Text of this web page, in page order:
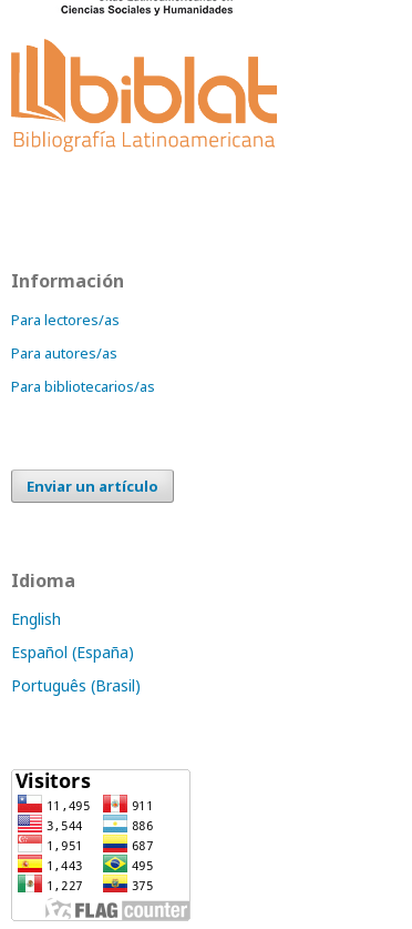
Información
Para lectores/as
Para autores/as
Para bibliotecarios/as
Enviar un artículo
Idioma
English
Español (España)
Português (Brasil)